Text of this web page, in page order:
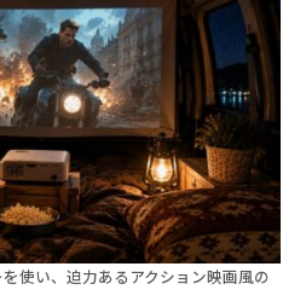
使い、迫力あるアクション映画風の